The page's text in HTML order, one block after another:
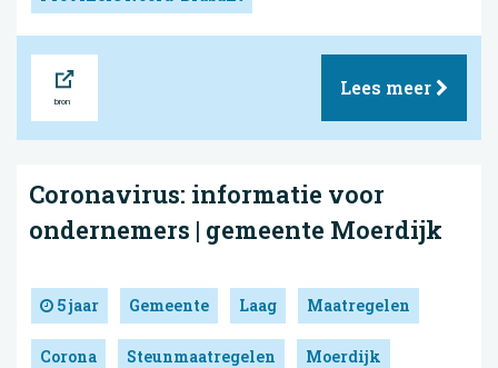
Lees meer
Coronavirus: informatie voor
ondernemers | gemeente Moerdijk
5 jaar Gemeente Laag Maatregelen
Corona Steunmaatregelen Moerdijk